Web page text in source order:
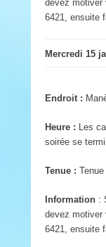
devez motiver
6421, ensuite
Mercredi 15
Endroit :
Heure : Les
soirée se
Tenue :
Information :
devez motiver
6421, ensuite